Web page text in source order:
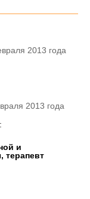
2013 года
2013 года
:
и
терапевт